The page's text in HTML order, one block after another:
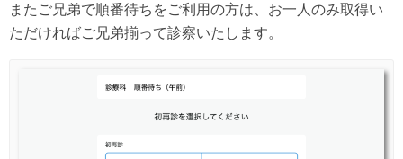
またご兄弟で順番待ちをご利用の方は、お一人のみ取得い
ただければご兄弟揃って診察いたします。